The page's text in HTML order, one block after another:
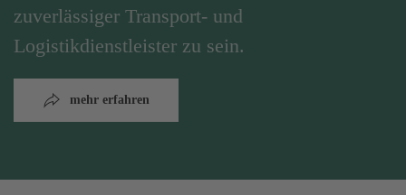
zuverlässiger Transport- und
Logistikdienstleister zu sein.
mehr erfahren